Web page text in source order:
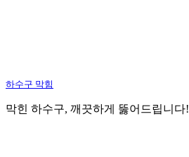
하수구 막힘
막힌 하수구, 깨끗하게 뚫어드립니다!